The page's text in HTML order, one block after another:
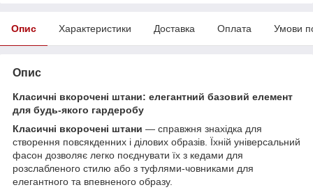
Опис Характеристики Доставка Оплата Умови
Опис
Класичні вкорочені штани: елегантний базовий елемент
для будь-якого гардеробу
Класичні вкорочені штани — справжня знахідка для
створення повсякденних і ділових образів. Їхній універсальний
фасон дозволяє легко поєднувати їх з кедами для
розслабленого стилю або з туфлями-човниками для
елегантного та впевненого образу.